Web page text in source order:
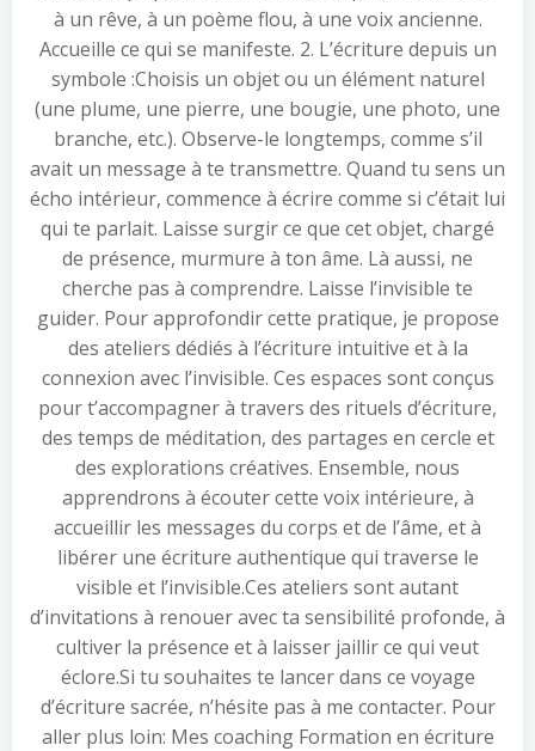
à un rêve, à un poème flou, à une voix ancienne.
Accueille ce qui se manifeste. 2. L’écriture depuis un
symbole :Choisis un objet ou un élément naturel
(une plume, une pierre, une bougie, une photo, une
branche, etc.). Observe-le longtemps, comme s’il
avait un message à te transmettre. Quand tu sens un
écho intérieur, commence à écrire comme si c’était lui
qui te parlait. Laisse surgir ce que cet objet, chargé
de présence, murmure à ton âme. Là aussi, ne
cherche pas à comprendre. Laisse l’invisible te
guider. Pour approfondir cette pratique, je propose
des ateliers dédiés à l’écriture intuitive et à la
connexion avec l’invisible. Ces espaces sont conçus
pour t’accompagner à travers des rituels d’écriture,
des temps de méditation, des partages en cercle et
des explorations créatives. Ensemble, nous
apprendrons à écouter cette voix intérieure, à
accueillir les messages du corps et de l’âme, et à
libérer une écriture authentique qui traverse le
visible et l’invisible.Ces ateliers sont autant
d’invitations à renouer avec ta sensibilité profonde, à
cultiver la présence et à laisser jaillir ce qui veut
éclore.Si tu souhaites te lancer dans ce voyage
d’écriture sacrée, n’hésite pas à me contacter. Pour
aller plus loin: Mes coaching Formation en écriture